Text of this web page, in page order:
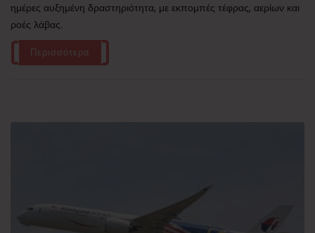
ημέρες αυξημένη δραστηριότητα, με εκπομπές τέφρας, αερίων και
ροές λάβας.
Περισσότερα